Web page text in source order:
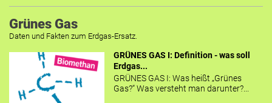
Grünes Gas
Daten und Fakten zum Erdgas-Ersatz.
GRÜNES GAS I: Definition - was soll
Erdgas...
GRÜNES GAS I: Was heißt „Grünes
Gas?“ Was versteht man darunter?...